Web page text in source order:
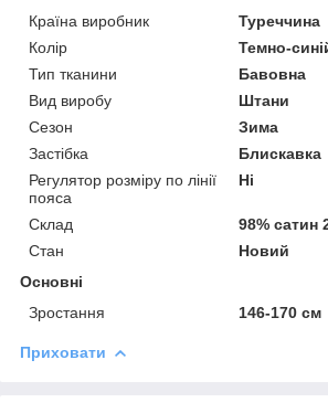
Країна виробник
Туреччина
Колір
Темно-
Тип тканини
Бавовна
Вид виробу
Штани
Сезон
Зима
Застібка
Блискавка
Регулятор розміру по лінії
пояса
Ні
Склад
98% сатин
Стан
Новий
Основні
Зростання
146-170 см
Приховати